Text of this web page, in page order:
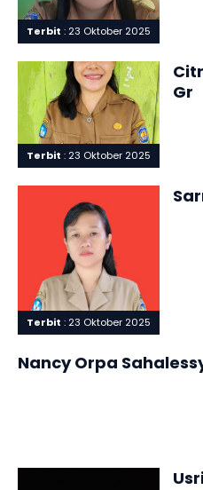
Terbit : 23 Oktober 2025
Terbit : 23 Oktober 2025
Gr
Terbit : 23 Oktober 2025
Nancy Orpa